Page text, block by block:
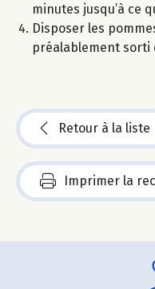
minutes jusqu’à ce
Disposer les
préalablement sorti
Retour à la liste
Imprimer la